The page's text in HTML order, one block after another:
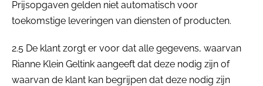
Prijsopgaven gelden niet automatisch voor
toekomstige leveringen van diensten of producten.
2.5 De klant zorgt er voor dat alle gegevens, waarvan
Rianne Klein Geltink aangeeft dat deze nodig zijn of
waarvan de klant kan begrijpen dat deze nodig zijn